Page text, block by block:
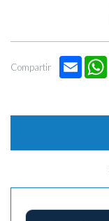
Compartir Email